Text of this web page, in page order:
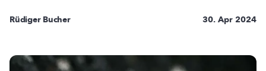
Rüdiger Bucher 30. Apr 2024